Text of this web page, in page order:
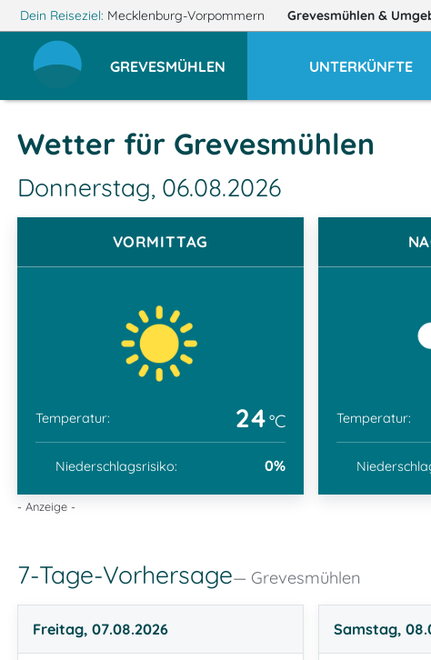
Dein Reiseziel: Mecklenburg-Vorpommern Grevesmühlen &
GREVESMÜHLEN UNTERKÜNFTE
Wetter für Grevesmühlen
Donnerstag, 06.08.2026
VORMITTAG
Temperatur: 24°C
Niederschlagsrisiko: 0%
Temperatur:
- Anzeige -
7-Tage-Vorhersage Grevesmühlen
Freitag, 07.08.2026 Samstag,